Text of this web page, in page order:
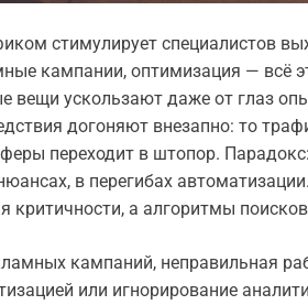
стимулирует специалистов
кампании, оптимизация — всё
вещи ускользают даже от глаз
догоняют внезапно: то
переходит в штопор.
в перегибах
критичности, а алгоритмы
кампаний, неправильная
или игнорирование